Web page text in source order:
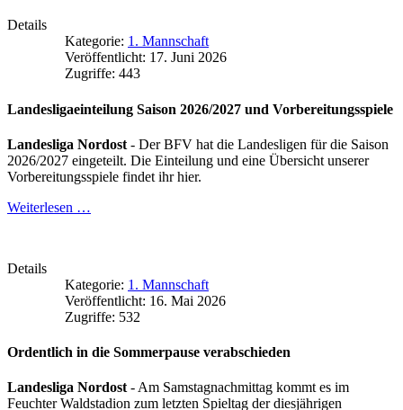
Details
Kategorie: 1. Mannschaft
Veröffentlicht: 17. Juni 2026
Zugriffe: 443
Landesligaeinteilung Saison 2026/2027 und Vorbereitungsspiele
Landesliga Nordost - Der BFV hat die Landesligen für die Saison
2026/2027 eingeteilt. Die Einteilung und eine Übersicht unserer
Vorbereitungsspiele findet ihr hier.
Weiterlesen …
Details
Kategorie: 1. Mannschaft
Veröffentlicht: 16. Mai 2026
Zugriffe: 532
Ordentlich in die Sommerpause verabschieden
Landesliga Nordost - Am Samstagnachmittag kommt es im
Feuchter Waldstadion zum letzten Spieltag der diesjährigen